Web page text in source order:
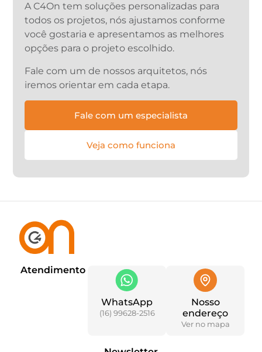
A C4On tem soluções personalizadas para
todos os projetos, nós ajustamos conforme
você gostaria e apresentamos as melhores
opções para o projeto escolhido.
Fale com um de nossos arquitetos, nós
iremos orientar em cada etapa.
Fale com um especialista
Veja como funciona
Atendimento
WhatsApp
(16) 99628-2516
Nosso
endereço
Ver no mapa